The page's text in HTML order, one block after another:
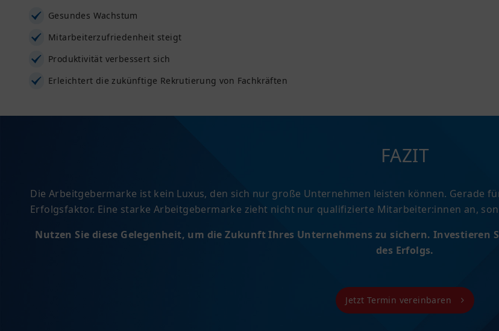
Gesundes Wachstum
Mitarbeiterzufriedenheit steigt
Produktivität verbessert sich
Erleichtert die zukünftige Rekrutierung von Fachkräften
FAZIT
Die Arbeitgebermarke ist kein Luxus, den sich nur große Unternehmen leisten können. Gerade
Erfolgsfaktor. Eine starke Arbeitgebermarke zieht nicht nur qualifizierte Mitarbeiter:innen an,
Nutzen Sie diese Gelegenheit, um die Zukunft Ihres Unternehmens zu sichern.
des Erfolgs.
Jetzt Termin vereinbaren